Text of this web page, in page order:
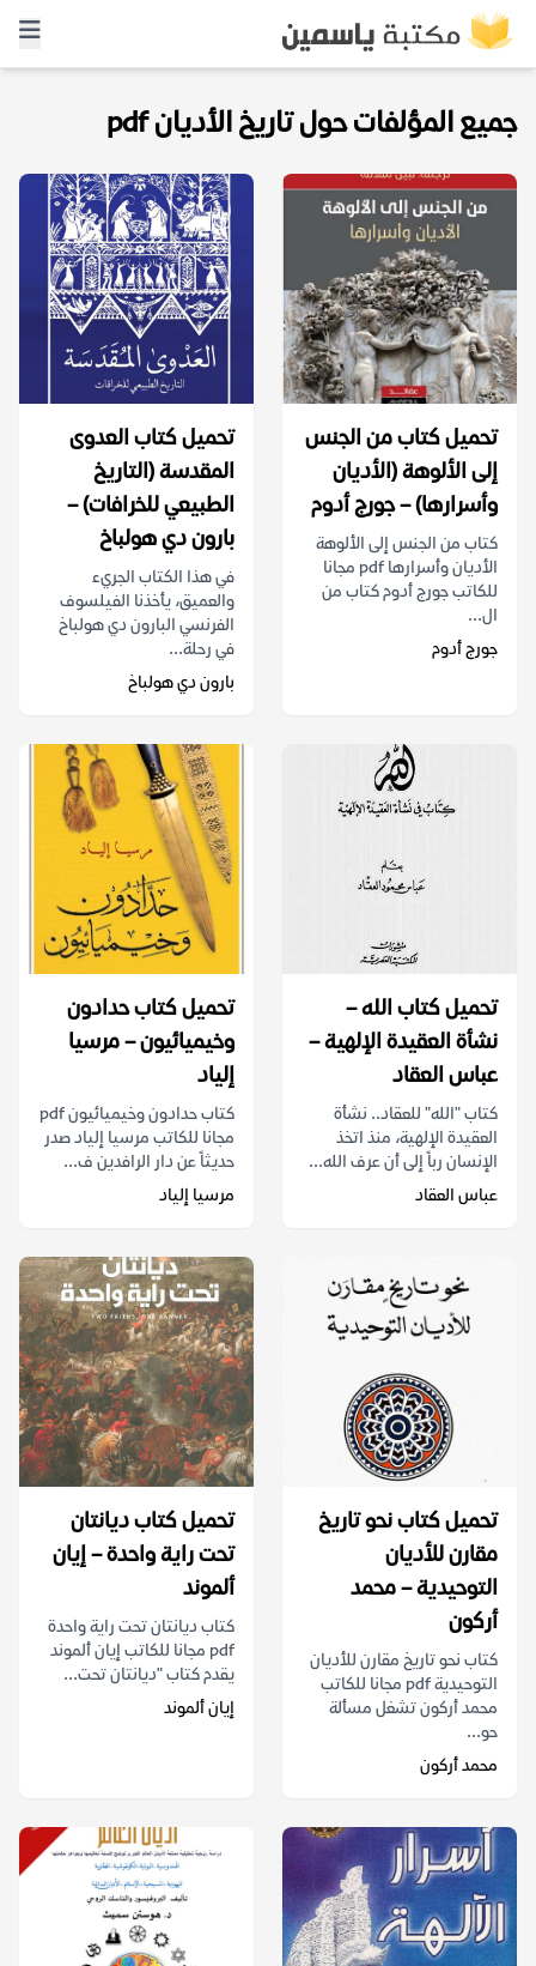
جميع المؤلفات حول تاريخ الأديان pdf
تحميل كتاب من الجنس
إلى الألوهة (الأديان
وأسرارها) – جورج أدوم
كتاب من الجنس إلى الألوهة
الأديان وأسرارها pdf مجانا
للكاتب جورج أدوم كتاب من
ال...
جورج أدوم
تحميل كتاب العدوى
المقدسة (التاريخ
الطبيعي للخرافات) –
بارون دي هولباخ
في هذا الكتاب الجريء
والعميق، يأخذنا الفيلسوف
الفرنسي البارون دي هولباخ
في رحلة...
بارون دي هولباخ
تحميل كتاب الله –
نشأة العقيدة الإلهية –
عباس العقاد
كتاب "الله" للعقاد.. نشأة
العقيدة الإلهية، منذ اتخذ
الإنسان رباً إلى أن عرف الله...
عباس العقاد
تحميل كتاب حدادون
وخيميائيون – مرسيا
إلياد
كتاب حدادون وخيميائيون pdf
مجانا للكاتب مرسيا إلياد صدر
حديثاً عن دار الرافدين ف...
مرسيا إلياد
تحميل كتاب نحو تاريخ
مقارن للأديان
التوحيدية – محمد
أركون
كتاب نحو تاريخ مقارن للأديان
التوحيدية pdf مجانا للكاتب
محمد أركون تشغل مسألة
حو...
محمد أركون
تحميل كتاب ديانتان
تحت راية واحدة – إيان
ألموند
كتاب ديانتان تحت راية واحدة
pdf مجانا للكاتب إيان ألموند
يقدم كتاب "ديانتان تحت...
إيان ألموند